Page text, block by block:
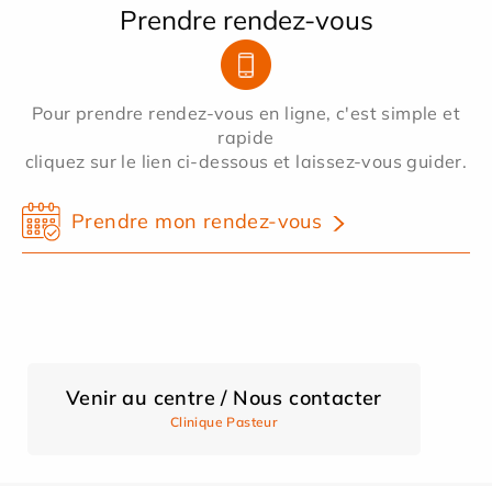
Prendre rendez-vous
Pour prendre rendez-vous en ligne, c'est simple et
rapide
cliquez sur le lien ci-dessous et laissez-vous guider.
Prendre mon rendez-vous
Venir au centre / Nous contacter
Clinique Pasteur